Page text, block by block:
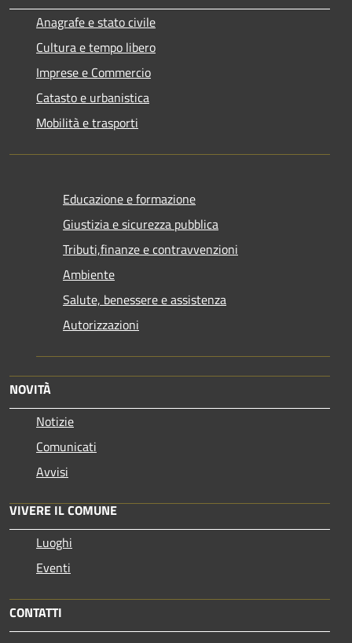
Anagrafe e stato civile
Cultura e tempo libero
Imprese e Commercio
Catasto e urbanistica
Mobilità e trasporti
Educazione e formazione
Giustizia e sicurezza pubblica
Tributi,finanze e contravvenzioni
Ambiente
Salute, benessere e assistenza
Autorizzazioni
NOVITÀ
Notizie
Comunicati
Avvisi
VIVERE IL COMUNE
Luoghi
Eventi
CONTATTI